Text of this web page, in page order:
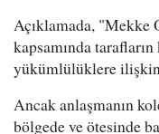
Açıklamada, "Mekke
kapsamında
yükümlülüklere
Ancak anlaşmanın
bölgede ve ötesinde